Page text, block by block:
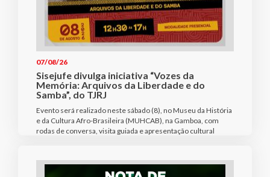
07/08/26
Sisejufe divulga iniciativa “Vozes da
Memória: Arquivos da Liberdade e do
Samba”, do TJRJ
Evento será realizado neste sábado (8), no Museu da História
e da Cultura Afro-Brasileira (MUHCAB), na Gamboa, com
rodas de conversa, visita guiada e apresentação cultural